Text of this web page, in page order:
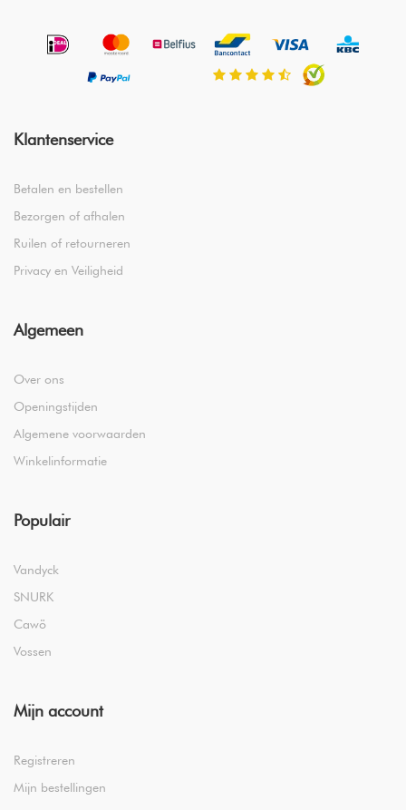
Klantenservice
Betalen en bestellen
Bezorgen of afhalen
Ruilen of retourneren
Privacy en Veiligheid
Algemeen
Over ons
Openingstijden
Algemene voorwaarden
Winkelinformatie
Populair
Vandyck
SNURK
Cawö
Vossen
Mijn account
Registreren
Mijn bestellingen